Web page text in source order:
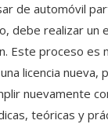
de automóvil
debe realizar un
Este proceso es
licencia nueva,
nuevamente
teóricas y